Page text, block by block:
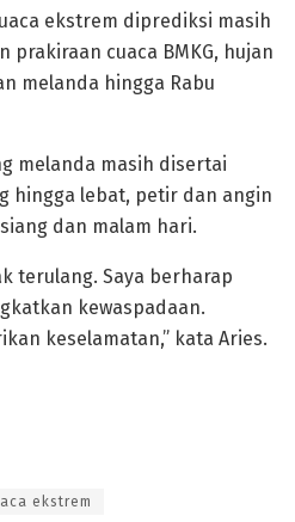
ekstrem diprediksi masih
prakiraan cuaca BMKG, hujan
melanda hingga Rabu
melanda masih disertai
hingga lebat, petir dan angin
dan malam hari.
terulang. Saya berharap
kewaspadaan.
keselamatan,” kata Aries.
ekstrem